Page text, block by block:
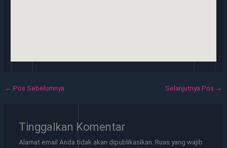
← Pos Sebelumnya Selanjutnya Pos →
Tinggalkan Komentar
Alamat email Anda tidak akan dipublikasikan. Ruas yang wajib